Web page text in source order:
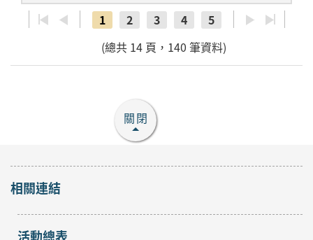
1 2 3 4
5
(總共 14 頁，140 筆資料)
關閉
相關連結
活動總表